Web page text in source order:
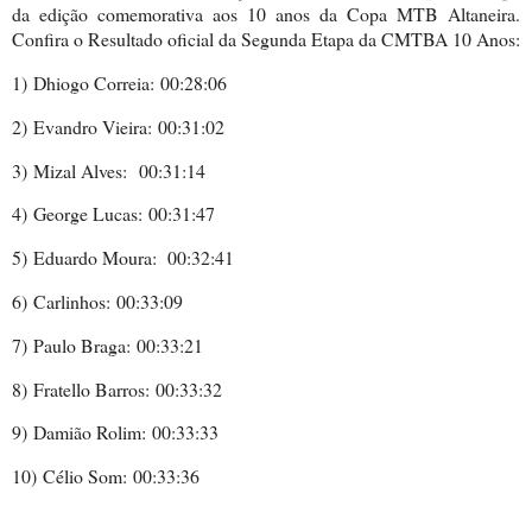
da edição comemorativa aos 10 anos da Copa MTB Altaneira.
Confira o Resultado oficial da Segunda Etapa da CMTBA 10 Anos:
1) Dhiogo Correia: 00:28:06
2) Evandro Vieira: 00:31:02
3) Mizal Alves: 00:31:14
4) George Lucas: 00:31:47
5) Eduardo Moura: 00:32:41
6) Carlinhos: 00:33:09
7) Paulo Braga: 00:33:21
8) Fratello Barros: 00:33:32
9) Damião Rolim: 00:33:33
10) Célio Som: 00:33:36